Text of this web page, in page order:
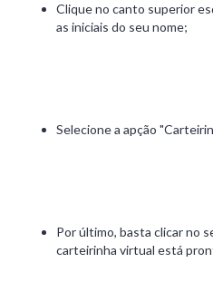
Clique no canto superior
as iniciais do seu nome;
Selecione a apção
Por último, basta clicar no
carteirinha virtual está